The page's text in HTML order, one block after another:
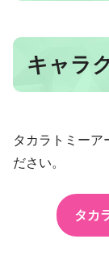
キャラ
タカラトミーア
ださい。
タカ